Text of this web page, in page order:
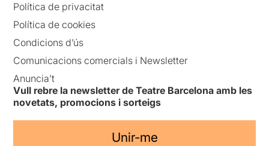
Política de privacitat
Política de cookies
Condicions d’ús
Comunicacions comercials i Newsletter
Anuncia’t
Vull rebre la newsletter de Teatre Barcelona amb les
novetats, promocions i sorteigs
Unir-me